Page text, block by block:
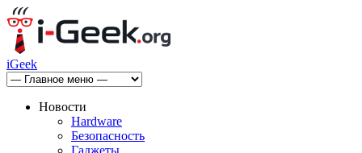
iGeek
Новости
Hardware
Безопасность
Гаджеты